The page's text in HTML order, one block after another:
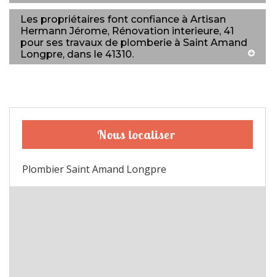
Les propriétaires font confiance à Artisan
Hermann Jérome, Rénovation interieure, 41
pour ses travaux de plomberie à Saint Amand
Longpre, dans le 41310.
Nous localiser
Plombier Saint Amand Longpre